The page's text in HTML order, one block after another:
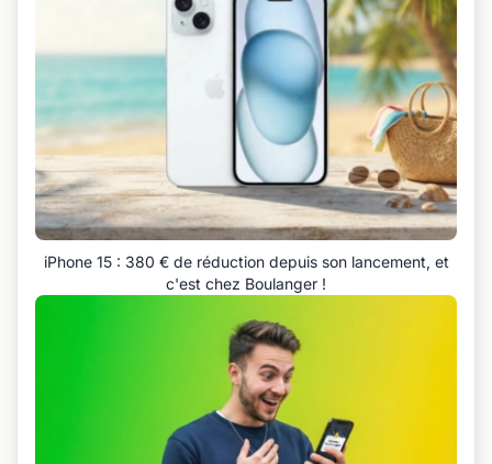
iPhone 15 : 380 € de réduction depuis son lancement, et
c'est chez Boulanger !